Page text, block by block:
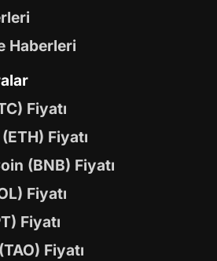
Haberleri
Fiyatı
Fiyatı
(BNB) Fiyatı
Fiyatı
Fiyatı
Fiyatı